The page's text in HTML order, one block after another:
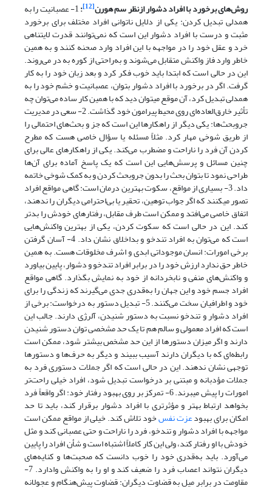
روش‌های برخورد با افراد دشوار ازنظر سم هورن[12]
: 1- عصبانیت را به
همدلی تبدیل کردن: یکی از دلایل ناتوانی افراد مختلف برای برخورد
مثبت و درست با افراد دشوار این است که نمی‌توانند قدرت لایتناهی
خرد و عقل خود را در مواجهه با این افراد وارد صحنه کنند و به همین
خاطر وارد فاز واکنش متقابل می‌شوند و به‌راحتی از کوره به در می‌روند.
این در حالی است که ابتدا باید خوب فکر کرد و بعد زبان خود را به کار
گرفت. اگر در برخورد با افراد دشوار بتوان، عصبانیت و خشم خود را به
همدلی تبدیل کرد، آن موقع می­توان دید که با همین کار ساده می‌توان چه
تأثیر خارق‌العاده‌ای روی محیط پیرامون خود گذاشت. 2- سعی در مدیریت
جروبحث‌ها: یکی دیگر از راهکارها این است که جز و بحث‌های احتمالی را
از طریق شوخی مهار کرد. مثلاً مسئله یا سؤال خاصی هست که مطرح
کردن آن فرد را ناراحت و مضطرب می‌کند. یکی از راهکارهای عالی برای
چنین مسائل و پرسش‌هایی این است که یک پاسخ آماده برای آن‌ها
طراحی نمود تا بتوان بحث را بدون جروبحث کردن و به کمک شوخی خاتمه
داد. 3- بسیاری از مواقع، سکوت بهترین درمان است: گاهی مواقع افراد
تصور می­کنند که اگر جواب توهین، تحقیر یا بی‌احترامی دیگران را ندهند،
اتفاق خاصی می‌افتد و ممکن است طرف مقابل، رفتارهای خودش را بدتر
کند. این در حالی است که سکوت کردن، یکی از بهترین واکنش‌هایی
است که می‌توان به افراد تندخو و بداخلاق نشان داد. 4- آسان گرفتن
برخی امورات: انسان موجوداتی ابدی و اشرف مخلوقات هست. به همین
خاطر حق ندارد ارزش خود را در برابر افراد تندخو و دشوار، پایین بیاورد
و واکنش‌های منفی و نابخردانه از خود به نمایش بگذارد. گاهی مواقع
افراد جسم خود و این جهان را به‌قدری جدی می‌گیرند که زندگی را برای
خود و اطرافیان سخت می‌کنند. 5- تبدیل دستور به درخواست: برخی از
افراد دشوار و تندخو نسبت به دستور شنیدن، آلرژی دارند. جالب این
است که افراد معمولی و سالم هم تا یک حد مشخصی توان دستور شنیدن
دارند و اگر میزان دستورها از این حد مشخص بیشتر شود، ممکن است
رابطه‌ای که با دیگران دارند آسیب ببیند و دیگر به حرف‌ها و دستورها
توجهی نشان ندهند. این در حالی است که اگر جملات دستوری فرد به
جملات مؤدبانه و مبتنی بر درخواست تبدیل شود، افراد خیلی راحت‌تر
امورات را پیش می­برند. 6- تمرکز بر روی بهبود رفتار خود: اگر واقعاً فرد
بخواهد ارتباط بهتر و مؤثرتری با افراد دشوار برقرار کند، باید تا حد
امکان برای بهبودعزت نفسخود تلاش کند. خیلی از مواقع ممکن است
مواجهه با افراد دشوار و تندخو، فرد را ناراحت و حتی عصبانی کند و مثل
خودش با او رفتار کند، ولی این کار کاملاً اشتباه است و شأن افراد را پایین
می‌آورد. باید به‌قدری خود را خوب دانست که صحبت‌ها و کنایه‌های
دیگران نتواند اعصاب فرد را ضعیف کند و او را به واکنش وادارد. 7-
مقاومت در برابر میل به قضاوت دیگران: قضاوت پیش‌هنگام و عجولانه